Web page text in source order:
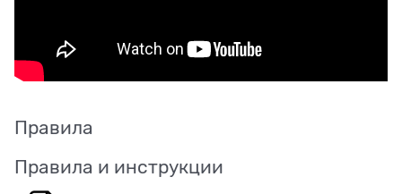
Правила
Правила и инструкции